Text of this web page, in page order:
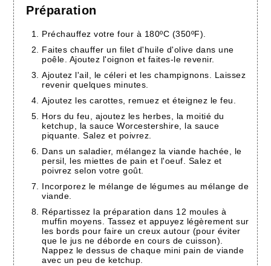
Préparation
Préchauffez votre four à 180ºC (350ºF).
Faites chauffer un filet d'huile d'olive dans une
poêle. Ajoutez l'oignon et faites-le revenir.
Ajoutez l'ail, le céleri et les champignons. Laissez
revenir quelques minutes.
Ajoutez les carottes, remuez et éteignez le feu.
Hors du feu, ajoutez les herbes, la moitié du
ketchup, la sauce Worcestershire, la sauce
piquante. Salez et poivrez.
Dans un saladier, mélangez la viande hachée, le
persil, les miettes de pain et l'oeuf. Salez et
poivrez selon votre goût.
Incorporez le mélange de légumes au mélange de
viande.
Répartissez la préparation dans 12 moules à
muffin moyens. Tassez et appuyez légèrement sur
les bords pour faire un creux autour (pour éviter
que le jus ne déborde en cours de cuisson).
Nappez le dessus de chaque mini pain de viande
avec un peu de ketchup.